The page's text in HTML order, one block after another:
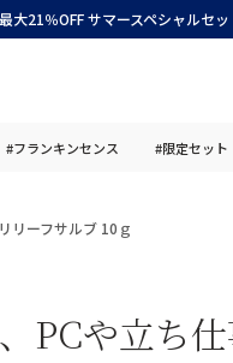
最大21％OFF サマースペシャルセ
#フランキンセンス #限定セット
リーフサルブ 10ｇ
PCや立ち